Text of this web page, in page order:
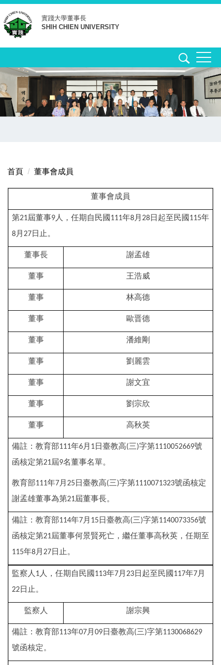
跳
到
主
要
容
區
實踐大學董事長
SHIH CHIEN UNIVERSITY
首頁 董事會成員
董事會成員
第21屆董事9 人，任期自民國 111年8月 28日起至民國 115年
8月 27日止。
董事長 謝孟雄
董事 王浩威
董事 林高德
董事 歐晋德
董事 潘維剛
董事 劉麗雲
董事 謝文宜
董事 劉宗欣
董事 高秋英
備註：教育部111年6月 1日臺教高(三)字第1110052669號
函核定第21屆9名董事名單。
教育部111年7月 25日臺教高(三)字第1110071323號函核定
謝孟雄董事為第21屆董事長。
備註：教育部114年7月 15日臺教高(三)字第1140073356號
函核定第21屆董事何景賢死亡，繼任董事高秋英，任期至
115年8月 27日止。
監察人 1 人，任期自民國 113年7月 23日起至民國 117年7月
22日止。
監察人 謝宗興
備註：教育部113年07月 09日臺教高(三)字第1130068629
號函核定。